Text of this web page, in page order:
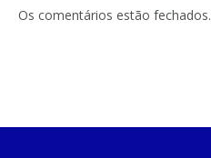
Os comentários estão fechados.